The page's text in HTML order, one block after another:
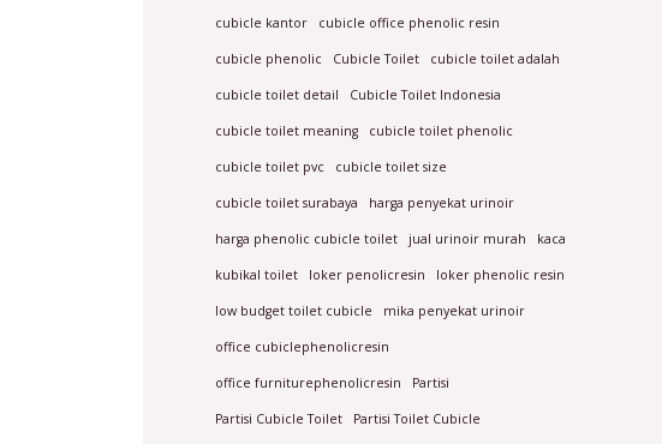
cubicle kantor cubicle office phenolic resin
cubicle phenolic Cubicle Toilet cubicle toilet adalah
cubicle toilet detail Cubicle Toilet Indonesia
cubicle toilet meaning cubicle toilet phenolic
cubicle toilet pvc cubicle toilet size
cubicle toilet surabaya harga penyekat urinoir
harga phenolic cubicle toilet jual urinoir murah kaca
kubikal toilet loker penolicresin loker phenolic resin
low budget toilet cubicle mika penyekat urinoir
office cubiclephenolicresin
office furniturephenolicresin Partisi
Partisi Cubicle Toilet Partisi Toilet Cubicle